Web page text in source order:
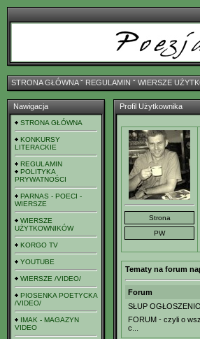
STRONA GŁÓWNAˇ REGULAMIN ˇ WIERSZE
Nawigacja
STRONA GŁÓWNA
KONKURSY
LITERACKIE
REGULAMIN
POLITYKA
PRYWATNOŚCI
PARNAS - POECI -
WIERSZE
WIERSZE
UŻYTKOWNIKÓW
KORGO TV
YOUTUBE
WIERSZE /VIDEO/
PIOSENKA POETYCKA
/VIDEO/
IMAK - MAGAZYN
VIDEO
Profil Użytkownika
Tematy na forum
Forum
SŁUP
FORUM - czyli o
c...